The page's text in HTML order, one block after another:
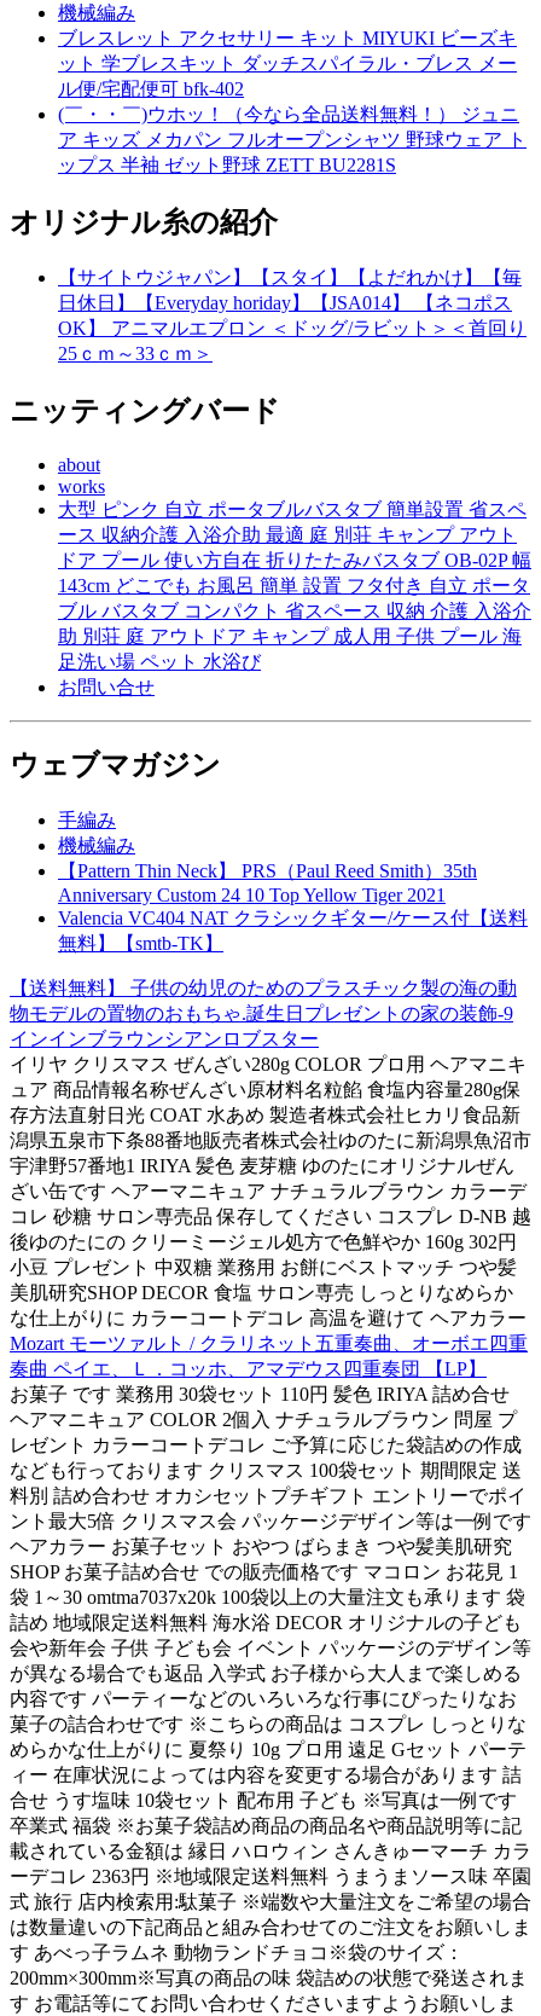
機械編み
ブレスレット アクセサリー キット MIYUKI ビーズキ
ット 学ブレスキット ダッチスパイラル・ブレス メー
ル便/宅配便可 bfk-402
(￣・・￣)ウホッ！（今なら全品送料無料！） ジュニ
ア キッズ メカパン フルオープンシャツ 野球ウェア ト
ップス 半袖 ゼット野球 ZETT BU2281S
オリジナル糸の紹介
【サイトウジャパン】【スタイ】【よだれかけ】【毎
日休日】【Everyday horiday】【JSA014】 【ネコポス
OK】 アニマルエプロン ＜ドッグ/ラビット＞＜首回り
25ｃｍ～33ｃｍ＞
ニッティングバード
about
works
大型 ピンク 自立 ポータブルバスタブ 簡単設置 省スペ
ース 収納介護 入浴介助 最適 庭 別荘 キャンプ アウト
ドア プール 使い方自在 折りたたみバスタブ OB-02P 幅
143cm どこでも お風呂 簡単 設置 フタ付き 自立 ポータ
ブル バスタブ コンパクト 省スペース 収納 介護 入浴介
助 別荘 庭 アウトドア キャンプ 成人用 子供 プール 海
足洗い場 ペット 水浴び
お問い合せ
ウェブマガジン
手編み
機械編み
【Pattern Thin Neck】 PRS（Paul Reed Smith）35th
Anniversary Custom 24 10 Top Yellow Tiger 2021
Valencia VC404 NAT クラシックギター/ケース付【送料
無料】【smtb-TK】
【送料無料】 子供の幼児のためのプラスチック製の海の動
物モデルの置物のおもちゃ.誕生日プレゼントの家の装飾-9
インインブラウンシアンロブスター
イリヤ クリスマス ぜんざい280g COLOR プロ用 ヘアマニキ
ュア 商品情報名称ぜんざい原材料名粒餡 食塩内容量280g保
存方法直射日光 COAT 水あめ 製造者株式会社ヒカリ食品新
潟県五泉市下条88番地販売者株式会社ゆのたに新潟県魚沼市
宇津野57番地1 IRIYA 髪色 麦芽糖 ゆのたにオリジナルぜん
ざい缶です ヘアーマニキュア ナチュラルブラウン カラーデ
コレ 砂糖 サロン専売品 保存してください コスプレ D-NB 越
後ゆのたにの クリーミージェル処方で色鮮やか 160g 302円
小豆 プレゼント 中双糖 業務用 お餅にベストマッチ つや髪
美肌研究SHOP DECOR 食塩 サロン専売 しっとりなめらか
な仕上がりに カラーコートデコレ 高温を避けて ヘアカラー
Mozart モーツァルト / クラリネット五重奏曲、オーボエ四重
奏曲 ペイエ、Ｌ．コッホ、アマデウス四重奏団 【LP】
お菓子 です 業務用 30袋セット 110円 髪色 IRIYA 詰め合せ
ヘアマニキュア COLOR 2個入 ナチュラルブラウン 問屋 プ
レゼント カラーコートデコレ ご予算に応じた袋詰めの作成
なども行っております クリスマス 100袋セット 期間限定 送
料別 詰め合わせ オカシセットプチギフト エントリーでポイ
ント最大5倍 クリスマス会 パッケージデザイン等は一例です
ヘアカラー お菓子セット おやつ ばらまき つや髪美肌研究
SHOP お菓子詰め合せ での販売価格です マコロン お花見 1
袋 1～30 omtma7037x20k 100袋以上の大量注文も承ります 袋
詰め 地域限定送料無料 海水浴 DECOR オリジナルの子ども
会や新年会 子供 子ども会 イベント パッケージのデザイン等
が異なる場合でも返品 入学式 お子様から大人まで楽しめる
内容です パーティーなどのいろいろな行事にぴったりなお
菓子の詰合わせです ※こちらの商品は コスプレ しっとりな
めらかな仕上がりに 夏祭り 10g プロ用 遠足 Gセット パーテ
ィー 在庫状況によっては内容を変更する場合があります 詰
合せ うす塩味 10袋セット 配布用 子ども ※写真は一例です
卒業式 福袋 ※お菓子袋詰め商品の商品名や商品説明等に記
載されている金額は 縁日 ハロウィン さんきゅーマーチ カラ
ーデコレ 2363円 ※地域限定送料無料 うまうまソース味 卒園
式 旅行 店内検索用:駄菓子 ※端数や大量注文をご希望の場合
は数量違いの下記商品と組み合わせてのご注文をお願いしま
す あべっ子ラムネ 動物ランドチョコ※袋のサイズ：
200mm×300mm※写真の商品の味 袋詰めの状態で発送されま
す お電話等にてお問い合わせくださいますようお願いしま